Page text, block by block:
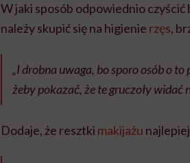
W jaki sposób odpowiednio
należy skupić się na higienie rzęs,
„I drobna uwaga, bo sporo osób o to
żeby pokazać, że te gruczoły widać
Dodaje, że resztki makijażu